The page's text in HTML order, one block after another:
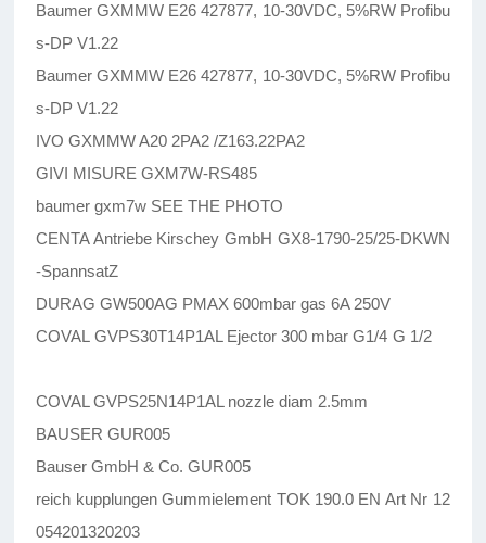
Baumer GXMMW E26 427877, 10-30VDC, 5%RW Profibu
s-DP V1.22
Baumer GXMMW E26 427877, 10-30VDC, 5%RW Profibu
s-DP V1.22
IVO GXMMW A20 2PA2 /Z163.22PA2
GIVI MISURE GXM7W-RS485
baumer gxm7w SEE THE PHOTO
CENTA Antriebe Kirschey GmbH GX8-1790-25/25-DKWN
-SpannsatZ
DURAG GW500AG PMAX 600mbar gas 6A 250V
COVAL GVPS30T14P1AL Ejector 300 mbar G1/4 G 1/2
COVAL GVPS25N14P1AL nozzle diam 2.5mm
BAUSER GUR005
Bauser GmbH & Co. GUR005
reich kupplungen Gummielement TOK 190.0 EN Art Nr 12
054201320203